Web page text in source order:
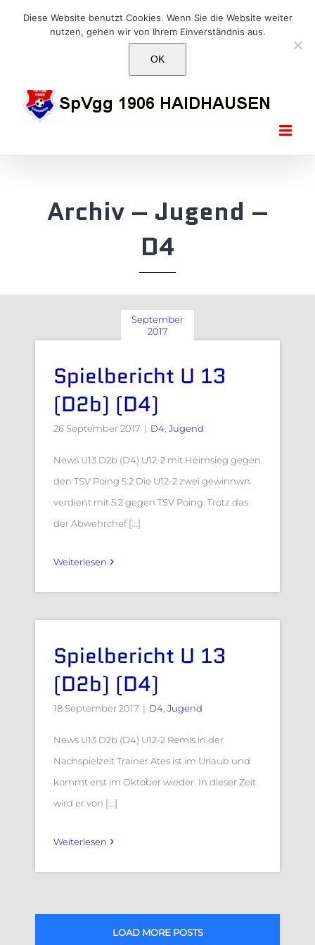
E-Mail: info@1906haidhausen.de
FacebookInstagram
E-
Archiv – Jugend –
D4
September
2017
Spielbericht U 13
(D2b) (D4)
26 September 2017 | D4, Jugend
News U13 D2b (D4) U12-2 mit Heimsieg gegen
den TSV Poing 5:2 Die U12-2 zwei gewinnwn
verdient mit 5:2 gegen TSV Poing. Trotz das
der Abwehrchef [...]
Weiterlesen
Spielbericht U 13
(D2b) (D4)
18 September 2017 | D4, Jugend
News U13 D2b (D4) U12-2 Remis in der
Nachspielzeit Trainer Ates ist im Urlaub und
kommt erst im Oktober wieder. In dieser Zeit
wird er von [...]
Weiterlesen
LOAD MORE POSTS
Diese Website benutzt Cookies. Wenn Sie die Website weiter
nutzen, gehen wir von Ihrem Einverständnis aus.
OK